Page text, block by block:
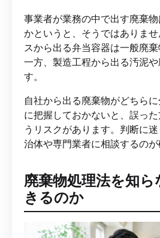
事業者が業務の中で出す廃棄
かというと、そうではありま
スから出る弁当容器は一般廃棄
一方、製造工程から出る汚泥
す。
自社から出る廃棄物がどちら
に把握しておかないと、誤っ
うリスクがあります。判断に
治体や専門業者に相談するのが
廃棄物処理法を知
きるのか